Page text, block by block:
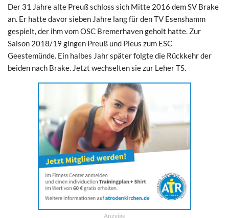
​Der 31 Jahre alte Preuß schloss sich Mitte 2016 dem SV Brake
an. Er hatte davor sieben Jahre lang für den TV Esenshamm
gespielt, der ihm vom OSC Bremerhaven geholt hatte. Zur
Saison 2018/19 gingen Preuß und Pleus zum ESC
Geestemünde. Ein halbes Jahr später folgte die Rückkehr der
beiden nach Brake. Jetzt wechselten sie zur Leher TS.
Anzeige